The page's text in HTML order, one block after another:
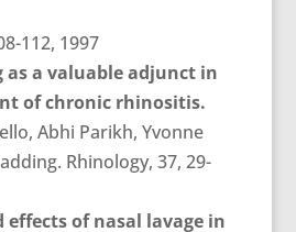
112, 1997
as a valuable adjunct in
of chronic rhinositis.
Abhi Parikh, Yvonne
Rhinology, 37, 29-
effects of nasal lavage in